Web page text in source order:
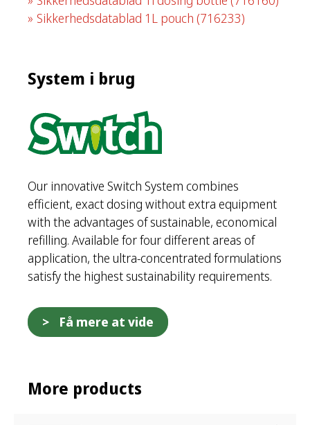
Sikkerhedsdatablad 1L pouch (716233)
System i brug
Our innovative Switch System combines
efficient, exact dosing without extra equipment
with the advantages of sustainable, economical
refilling. Available for four different areas of
application, the ultra-concentrated formulations
satisfy the highest sustainability requirements.
Få mere at vide
More products